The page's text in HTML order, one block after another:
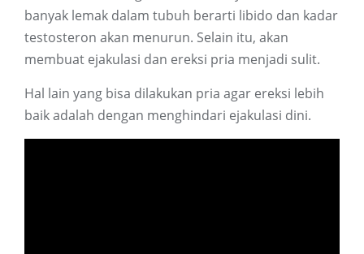
banyak lemak dalam tubuh berarti libido dan kadar
testosteron akan menurun. Selain itu, akan
membuat ejakulasi dan ereksi pria menjadi sulit.
Hal lain yang bisa dilakukan pria agar ereksi lebih
baik adalah dengan menghindari ejakulasi dini.